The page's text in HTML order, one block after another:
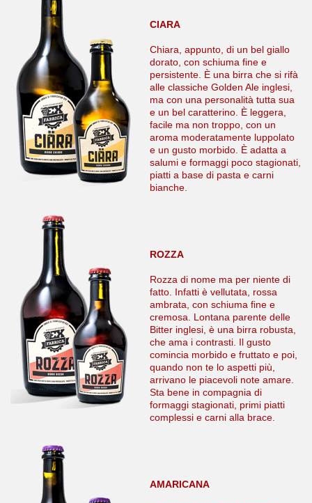
CIARA
Chiara, appunto, di un bel giallo
dorato, con schiuma fine e
persistente. È una birra che si rifà
alle classiche Golden Ale inglesi,
ma con una personalità tutta sua
e un bel caratterino. È leggera,
facile ma non troppo, con un
aroma moderatamente luppolato
e un gusto morbido. È adatta a
salumi e formaggi poco stagionati,
piatti a base di pasta e carni
bianche.
ROZZA
Rozza di nome ma per niente di
fatto. Infatti è vellutata, rossa
ambrata, con schiuma fine e
cremosa. Lontana parente delle
Bitter inglesi, è una birra robusta,
che ama i contrasti. Il gusto
comincia morbido e fruttato e poi,
quando non te lo aspetti più,
arrivano le piacevoli note amare.
Sta bene in compagnia di
formaggi stagionati, primi piatti
complessi e carni alla brace.
AMARICANA